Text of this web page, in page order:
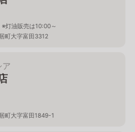
油販売は10:00～
町大字富田3312
ア
町大字富田1849-1